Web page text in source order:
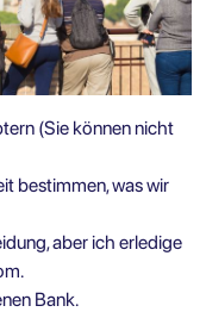
(Sie können nicht
bestimmen, was wir
aber ich erledige
Bank.